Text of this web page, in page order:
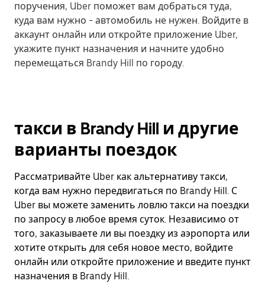
поручения, Uber поможет вам добраться туда,
куда вам нужно - автомобиль не нужен. Войдите в
аккаунт онлайн или откройте приложение Uber,
укажите пункт назначения и начните удобно
перемещаться Brandy Hill по городу.
такси в Brandy Hill и другие
варианты поездок
Рассматривайте Uber как альтернативу такси,
когда вам нужно передвигаться по Brandy Hill. С
Uber вы можете заменить ловлю такси на поездки
по запросу в любое время суток. Независимо от
того, заказываете ли вы поездку из аэропорта или
хотите открыть для себя новое место, войдите
онлайн или откройте приложение и введите пункт
назначения в Brandy Hill.